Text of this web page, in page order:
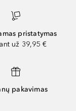
pristatymas
už 39,95 €
pakavimas